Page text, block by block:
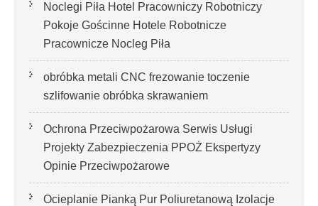
Noclegi Piła Hotel Pracowniczy Robotniczy
Pokoje Gościnne Hotele Robotnicze
Pracownicze Nocleg Piła
obróbka metali CNC frezowanie toczenie
szlifowanie obróbka skrawaniem
Ochrona Przeciwpożarowa Serwis Usługi
Projekty Zabezpieczenia PPOŻ Ekspertyzy
Opinie Przeciwpożarowe
Ocieplanie Pianką Pur Poliuretanową Izolacje